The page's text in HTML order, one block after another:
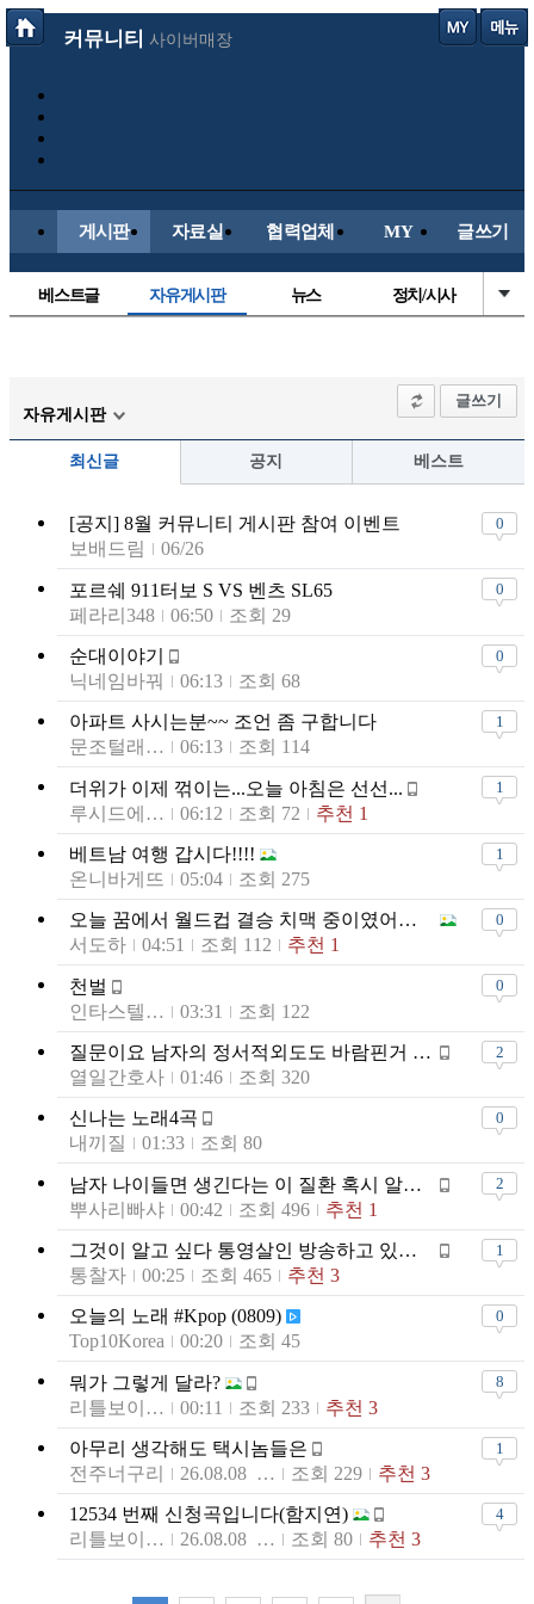
커뮤니티 사이버매장
게시판 자료실 협력업체 MY 글쓰기
베스트글 자유게시판 뉴스 정치/시사
국내축구
자유게시판
글쓰기
최신글 공지 베스트
[공지] 8월 커뮤니티 게시판 참여 이벤트
보배드림
06/26
0
포르쉐 911터보 S VS 벤츠 SL65
페라리348
06:50 조회 29
0
순대이야기
닉네임바꿔
06:13 조회 68
0
아파트 사시는분~~ 조언 좀 구합니다
문조털래유최
06:13 조회 114
1
더위가 이제 꺾이는...오늘 아침은 선선...
루시드에비뉴
06:12 조회 72 추천 1
1
베트남 여행 갑시다!!!!
온니바게뜨
05:04 조회 275
1
오늘 꿈에서 월드컵 결승 치맥 중이였어요...ㅠ.ㅠ
서도하
04:51 조회 112 추천 1
0
천벌
인타스텔라2
03:31 조회 122
0
질문이요 남자의 정서적외도도 바람핀거 맞죠?
열일간호사
01:46 조회 320
2
신나는 노래4곡
내끼질
01:33 조회 80
0
남자 나이들면 생긴다는 이 질환 혹시 알고계시는지요?
뿌사리빠샤
00:42 조회 496 추천 1
2
그것이 알고 싶다 통영살인 방송하고 있는데
통찰자
00:25 조회 465 추천 3
1
오늘의 노래 #Kpop (0809)
Top10Korea
00:20 조회 45
0
뭐가 그렇게 달라?
리틀보이2021
00:11 조회 233 추천 3
8
아무리 생각해도 택시놈들은
전주너구리
26.08.08 23:59 조회 229 추천 3
1
12534 번째 신청곡입니다(함지연)
리틀보이2021
26.08.08 23:55 조회 80 추천 3
4